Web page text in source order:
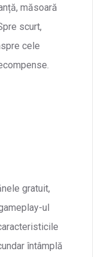
măsoară
scurt,
cele
gratuit,
ul
întâmplă